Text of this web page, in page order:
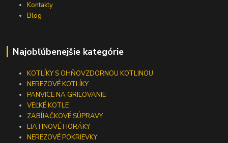
Kontakty
Blog
Najobľúbenejšie kategórie
KOTLÍKY S OHŇOVZDORNOU KOTLINOU
NEREZOVÉ KOTLÍKY
PANVICE NA GRILOVANIE
VEĽKÉ KOTLE
ZABÍJAČKOVÉ SÚPRAVY
LIATINOVÉ HORÁKY
NEREZOVÉ POKRIEVKY